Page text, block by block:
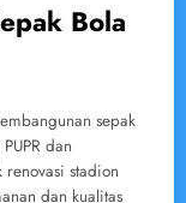
Bola
sepak
dan
stadion
dan kualitas